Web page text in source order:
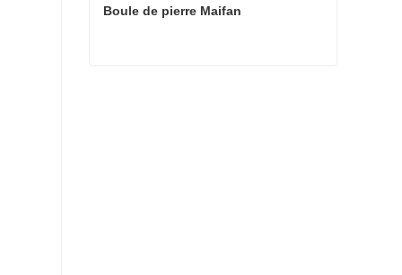
Boule de pierre Maifan